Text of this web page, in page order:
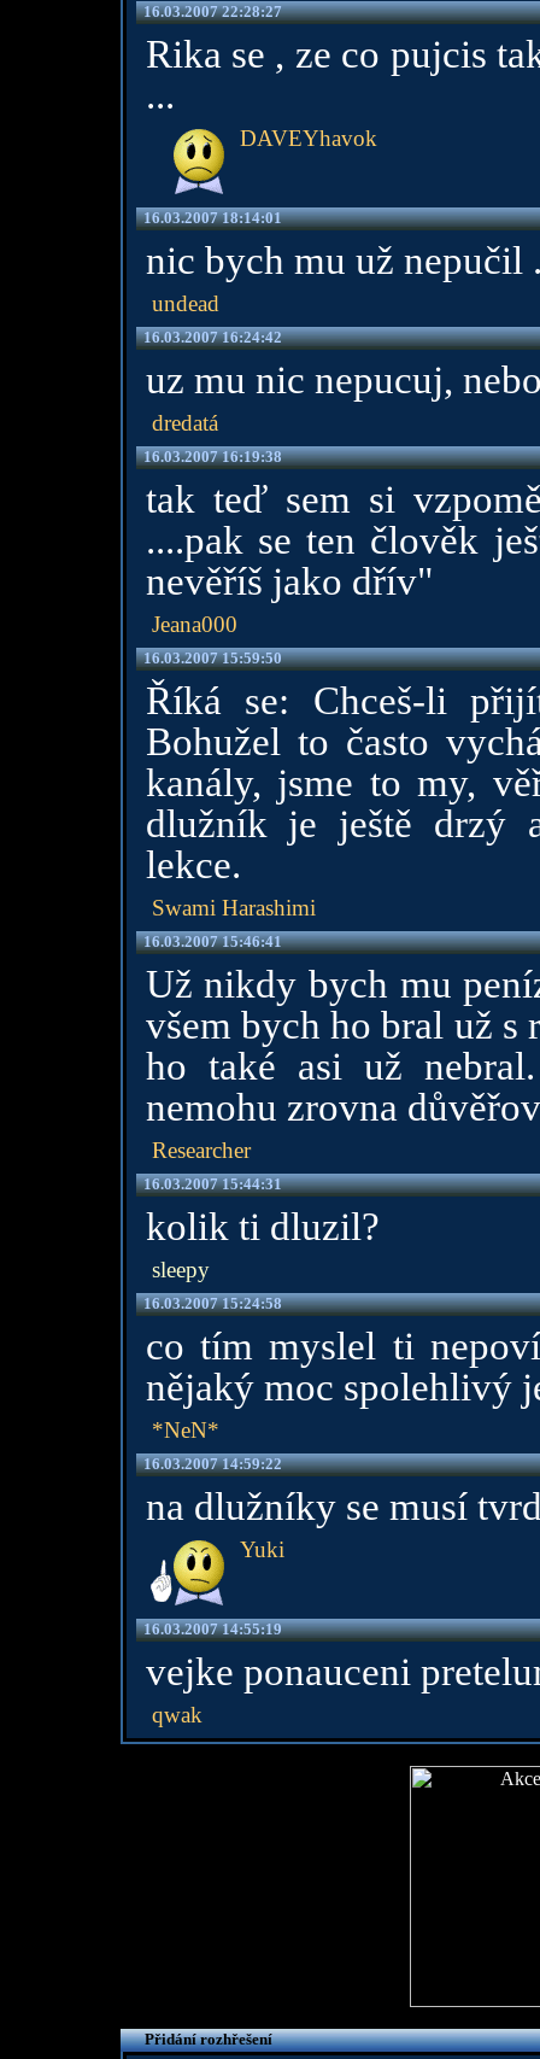
16.03.2007 22:28:27
Rika se , ze co pujcis
...
DAVEYhavok
16.03.2007 18:14:01
nic bych mu už nepučil
undead
16.03.2007 16:24:42
uz mu nic nepucuj,
dredatá
16.03.2007 16:19:38
tak teď sem si
....pak se ten člověk
nevěříš jako dřív"
Jeana000
16.03.2007 15:59:50
Říká se: Chceš-li
Bohužel to často
kanály, jsme to my,
dlužník je ještě drzý
lekce.
Swami Harashimi
16.03.2007 15:46:41
Už nikdy bych mu
všem bych ho bral už s
ho také asi už
nemohu zrovna
Researcher
16.03.2007 15:44:31
kolik ti dluzil?
sleepy
16.03.2007 15:24:58
co tím myslel ti
nějaký moc spolehlivý
*NeN*
16.03.2007 14:59:22
na dlužníky se musí
Yuki
16.03.2007 14:55:19
vejke ponauceni
qwak
Přidání rozhřešení